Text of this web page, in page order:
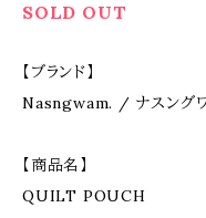
SOLD OUT
【ブランド】
Nasngwam. / ナスング
【商品名】
QUILT POUCH